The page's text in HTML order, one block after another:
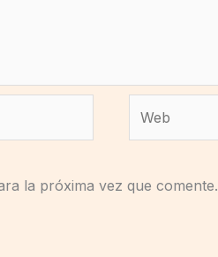
la próxima vez que comente.